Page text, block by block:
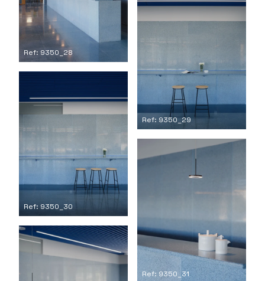
Ref: 9350_28
Ref: 9350_29
Ref: 9350_30
Ref: 9350_31